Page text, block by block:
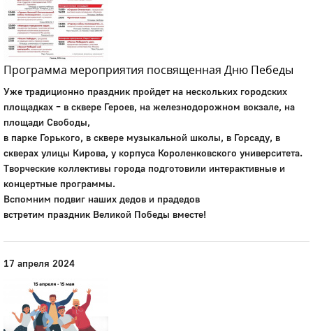
Программа мероприятия посвященная Дню Пебеды
Уже традиционно праздник пройдет на нескольких городских
площадках – в сквере Героев, на железнодорожном вокзале, на
площади Свободы,
в парке Горького, в сквере музыкальной школы, в Горсаду, в
скверах улицы Кирова, у корпуса Короленковского университета.
Творческие коллективы города подготовили интерактивные и
концертные программы.
Вспомним подвиг наших дедов и прадедов
встретим праздник Великой Победы вместе!
17 апреля 2024